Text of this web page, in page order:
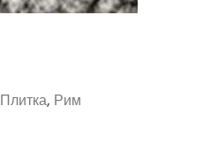
Плитка, Рим